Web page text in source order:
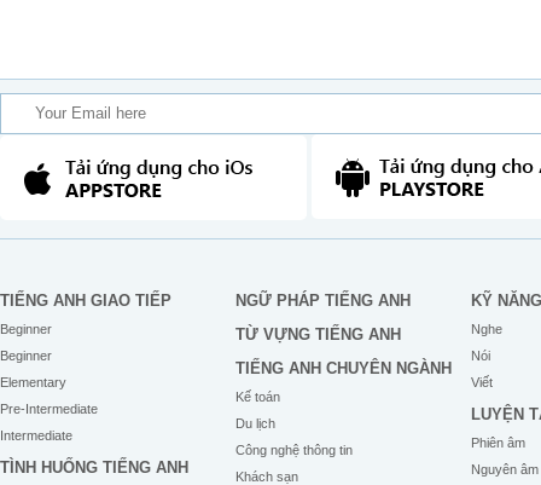
TIẾNG ANH GIAO TIẾP
Beginner
Beginner
Elementary
Pre-Intermediate
Intermediate
TÌNH HUỐNG TIẾNG ANH
NGỮ PHÁP TIẾNG ANH
TỪ VỰNG TIẾNG ANH
TIẾNG ANH CHUYÊN NGÀNH
Kế toán
Du lịch
Công nghệ thông tin
Khách sạn
KỸ NĂNG
Nghe
Nói
Viết
LUYỆN
Phiên âm
Nguyên âm